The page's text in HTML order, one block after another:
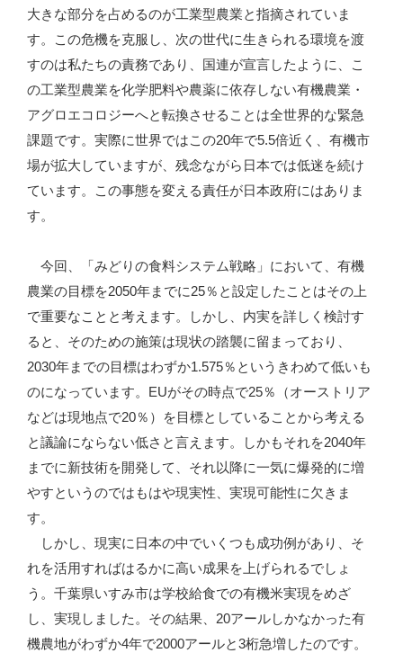
大きな部分を占めるのが工業型農業と指摘されていま
す。この危機を克服し、次の世代に生きられる環境を渡
すのは私たちの責務であり、国連が宣言したように、こ
の工業型農業を化学肥料や農薬に依存しない有機農業・
アグロエコロジーへと転換させることは全世界的な緊急
課題です。実際に世界ではこの20年で5.5倍近く、有機市
場が拡大していますが、残念ながら日本では低迷を続け
ています。この事態を変える責任が日本政府にはありま
す。
今回、「みどりの食料システム戦略」において、有機
農業の目標を2050年までに25％と設定したことはその上
で重要なことと考えます。しかし、内実を詳しく検討す
ると、そのための施策は現状の踏襲に留まっており、
2030年までの目標はわずか1.575％というきわめて低いも
のになっています。EUがその時点で25％（オーストリア
などは現地点で20％）を目標としていることから考える
と議論にならない低さと言えます。しかもそれを2040年
までに新技術を開発して、それ以降に一気に爆発的に増
やすというのではもはや現実性、実現可能性に欠きま
す。
しかし、現実に日本の中でいくつも成功例があり、そ
れを活用すればはるかに高い成果を上げられるでしょ
う。千葉県いすみ市は学校給食での有機米実現をめざ
し、実現しました。その結果、20アールしかなかった有
機農地がわずか4年で2000アールと3桁急増したのです。